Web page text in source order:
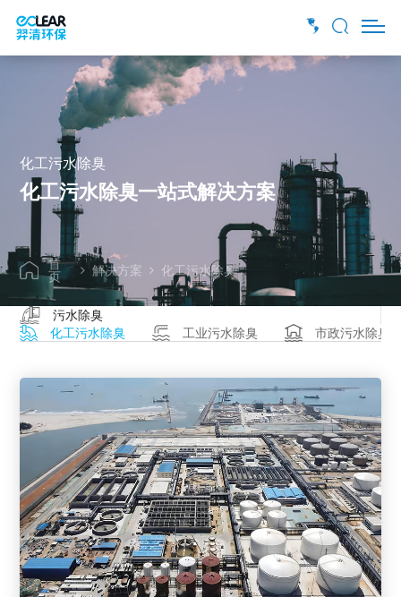
化工污水除臭
化工污水除臭一站式解决方案
首
页
解决方案 化工污水除臭
污水除臭
化工污水除臭
工业污水除臭 市政污水除臭